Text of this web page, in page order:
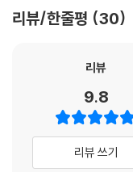
것은, 팔로 이어지는 혈관
그래서 목 결림의 원인이
근의 차이는 도달 지점의
--- p.223
연스럽게 근육의 이름과
는 복직근처럼 일상 속에
딱딱한 의학 지식을 부드
부담을 느꼈던 사람들이
근육과 상호작용하는 뼈,
리뷰/한줄평 30
리뷰
9.8
리뷰 쓰기